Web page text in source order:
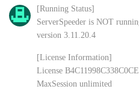
[Running Status]
ServerSpeeder is NOT
version 3.11.20.4
[License Information]
License
MaxSession unlimited